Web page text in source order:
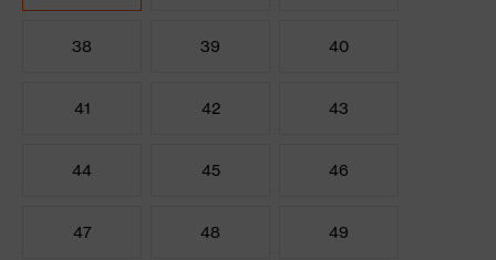
38 39 40
41 42 43
44 45 46
47 48 49